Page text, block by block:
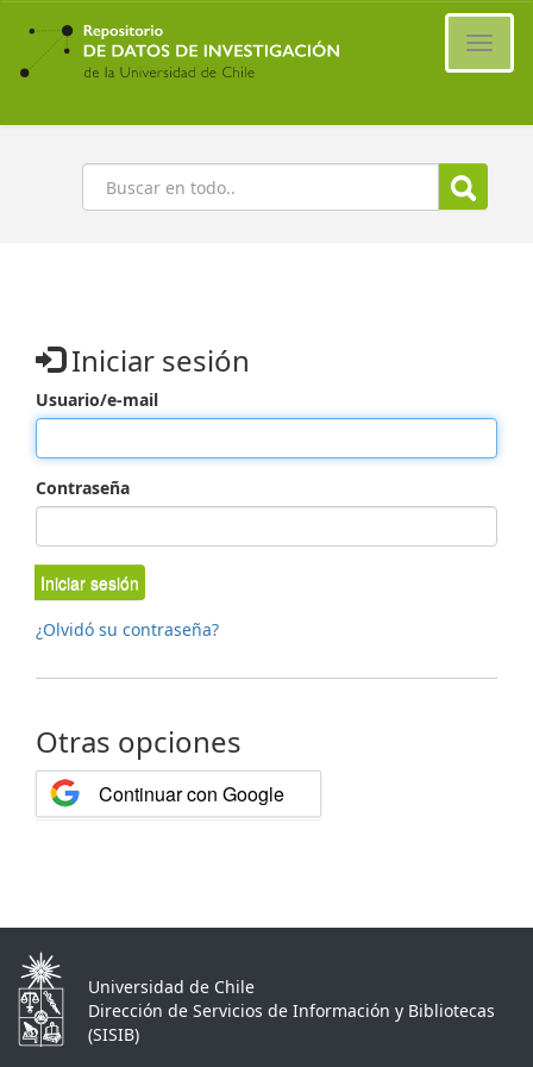
Ir
contenido
principal
Buscar
Iniciar sesión
Usuario/e-mail
Contraseña
Iniciar sesión
¿Olvidó su contraseña?
Otras opciones
Continuar con Google
Universidad de Chile
Dirección de Servicios de Información y Bibliotecas
(SISIB)